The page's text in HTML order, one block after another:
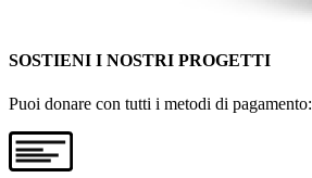
SOSTIENI I NOSTRI PROGETTI
Puoi donare con tutti i metodi di pagamento: